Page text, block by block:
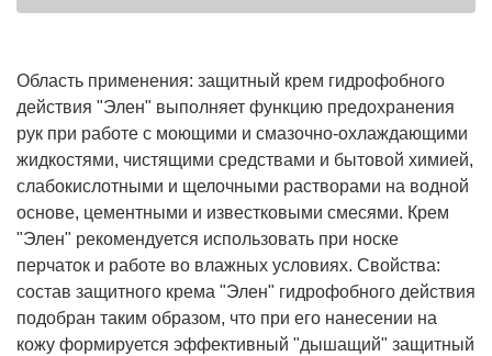
Область применения: защитный крем гидрофобного
действия "Элен" выполняет функцию предохранения
рук при работе с моющими и смазочно-охлаждающими
жидкостями, чистящими средствами и бытовой химией,
слабокислотными и щелочными растворами на водной
основе, цементными и известковыми смесями. Крем
"Элен" рекомендуется использовать при носке
перчаток и работе во влажных условиях. Свойства:
состав защитного крема "Элен" гидрофобного действия
подобран таким образом, что при его нанесении на
кожу формируется эффективный "дышащий" защитный